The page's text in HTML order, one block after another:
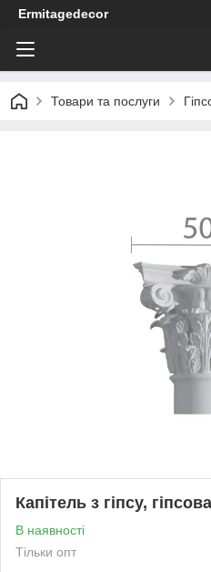
Ermitagedecor
Товари та послуги
Капітель з гіпсу,
В наявності
Тільки опт